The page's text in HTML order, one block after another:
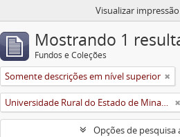
Visualizar impressão
Mostrando 1
Fundos e Coleções
Somente descrições em nível superior
Universidade Rural do Estado de Minas Gerais (Uremg)
Opções de pesquisa